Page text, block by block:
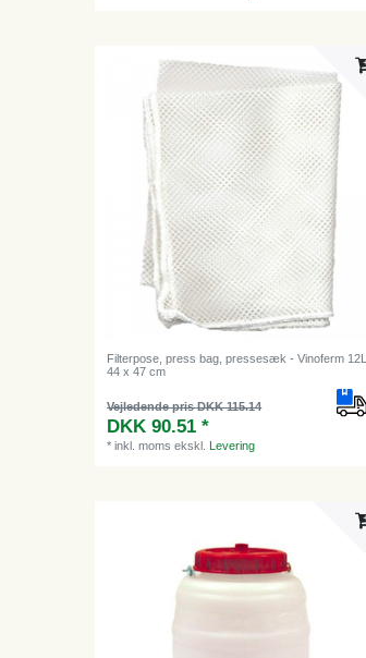
Filterpose, press bag, pressesæk - Vinoferm 12L,
44 x 47 cm
Vejledende pris DKK 115.14
DKK 90.51 *
*inkl. moms ekskl.Levering